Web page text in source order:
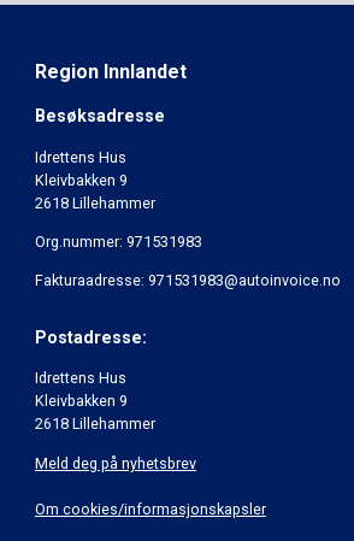
Region Innlandet
Besøksadresse
Idrettens Hus
Kleivbakken 9
2618 Lillehammer
Org.nummer: 971531983
Fakturaadresse: 971531983@autoinvoice.no
Postadresse:
Idrettens Hus
Kleivbakken 9
2618 Lillehammer
Meld deg på nyhetsbrev
Om cookies/informasjonskapsler